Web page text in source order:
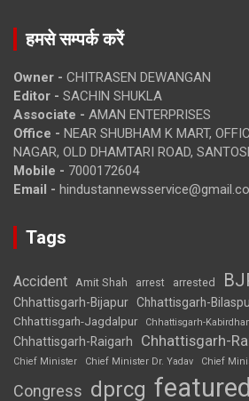
हमसे सम्पर्क करें
Owner - CHITRASEN DEWANGAN
Editor - SACHIN SHUKLA
Associate - AMAN ENTERPRISES
Office - NEAR SHUBHAM K MART,
NAGAR, OLD DHAMTARI ROAD,
Mobile - 7000172604
Email -
Tags
Accident Amit Shah arrest arrested
Chhattisgarh-Bijapur Chhattisgarh-
Chhattisgarh-Jagdalpur Chhattisgarh-
Chhattisgarh-Raigarh Chhattisgarh-
Chief Minister
Chief Minister Dr. Yadav Chief
Congress dprcg featured